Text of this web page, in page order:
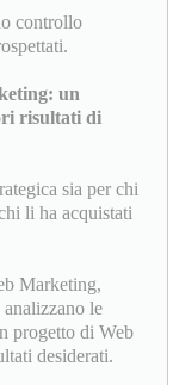
controllo
un
risultati di
sia per chi
li ha acquistati
Marketing,
le
progetto di Web
desiderati.